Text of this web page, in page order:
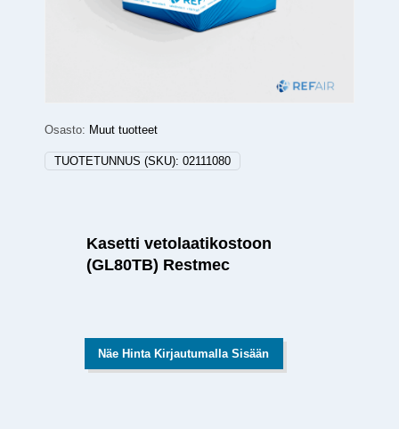
Osasto: Muut tuotteet
TUOTETUNNUS (SKU): 02111080
Kasetti vetolaatikostoon
(GL80TB) Restmec
Näe Hinta Kirjautumalla Sisään